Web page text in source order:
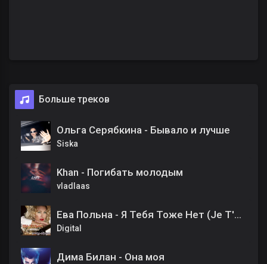
Больше треков
Ольга Серябкина - Бывало и лучше
Siska
Khan - Погибать молодым
vladlaas
Ева Польна - Я Тебя Тоже Нет (Je T'aime)
Digital
Дима Билан - Она моя